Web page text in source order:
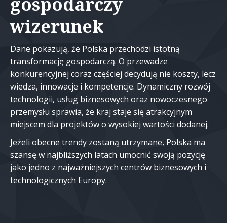
wizerunek
Dane pokazują, że Polska przechodzi istotną
transformację gospodarczą. O przewadze
konkurencyjnej coraz częściej decydują nie koszty, lecz
wiedza, innowacje i kompetencje. Dynamiczny rozwój
technologii, usług biznesowych oraz nowoczesnego
przemysłu sprawia, że kraj staje się atrakcyjnym
miejscem dla projektów o wysokiej wartości dodanej.
Jeżeli obecne trendy zostaną utrzymane, Polska ma
szansę w najbliższych latach umocnić swoją pozycję
jako jedno z najważniejszych centrów biznesowych i
technologicznych Europy.